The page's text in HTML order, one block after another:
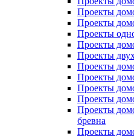
Проекты
Проекты
Проекты
Проекты
Проекты
Проекты
Проекты
Проекты
Проекты
Проекты
бревна
Проекты